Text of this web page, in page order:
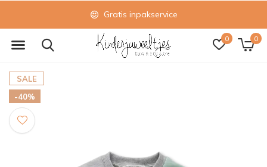
0 0
Gratis inpakservice
SALE
-40%